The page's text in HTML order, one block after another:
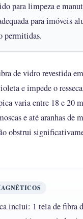
para limpeza e
para imóveis
permitidas.
de vidro revestida
e impede o
varia entre 18 e 20
e até aranhas de
obstrui
inclui: 1 tela de fibra